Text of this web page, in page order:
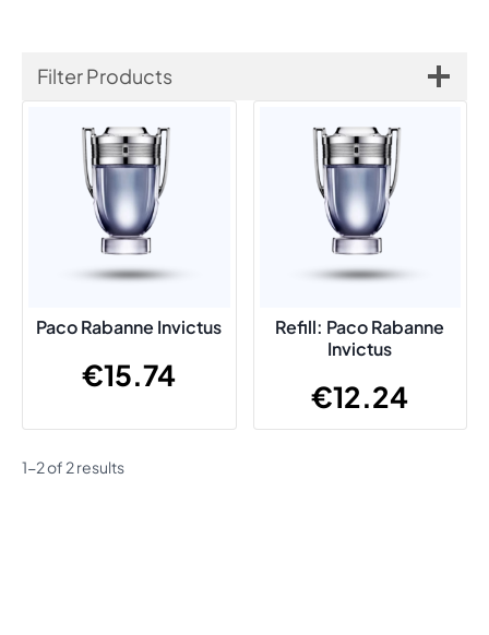
Filter Products
Paco Rabanne Invictus
€15.74
Refill: Paco Rabanne
Invictus
€12.24
1-2 of 2 results